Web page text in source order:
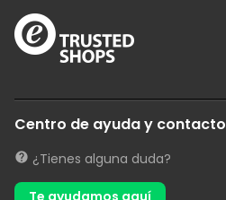
Centro de ayuda y contacto
¿Tienes alguna duda?
Te ayudamos aquí